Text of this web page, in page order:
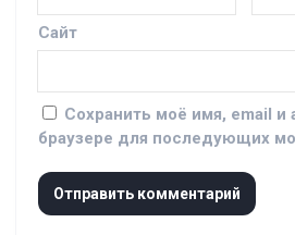
Сайт
Сохранить моё имя, email и
браузере для последующих